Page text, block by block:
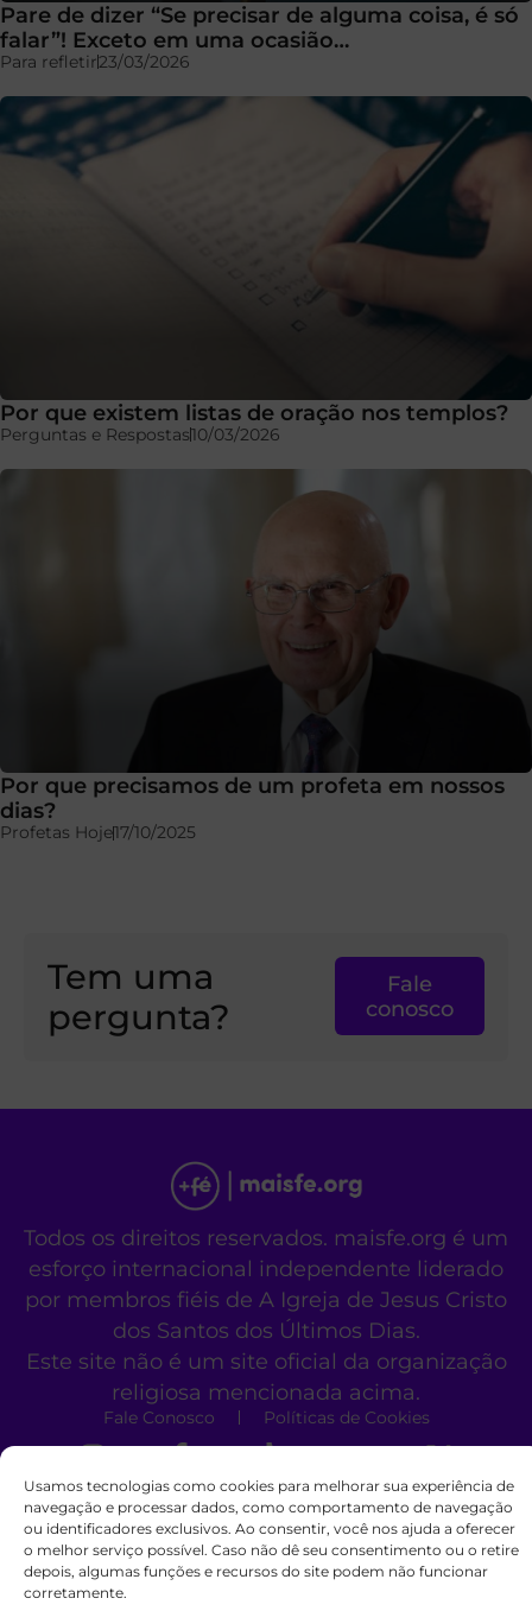
Usamos tecnologias como cookies para melhorar sua experiência de
navegação e processar dados, como comportamento de navegação
ou identificadores exclusivos. Ao consentir, você nos ajuda a oferecer
o melhor serviço possível. Caso não dê seu consentimento ou o retire
depois, algumas funções e recursos do site podem não funcionar
corretamente.
Pare de dizer “Se precisar de alguma coisa, é só
falar”! Exceto em uma ocasião…
Para refletir23/03/2026
Por que existem listas de oração nos templos?
Perguntas e Respostas10/03/2026
Por que precisamos de um profeta em nossos
dias?
Profetas Hoje17/10/2025
Tem uma
pergunta?
Fale
conosco
Todos os direitos reservados. maisfe.org é um
esforço internacional independente liderado
por membros fiéis de A Igreja de Jesus Cristo
dos Santos dos Últimos Dias.
Este site não é um site oficial da organização
religiosa mencionada acima.
Fale Conosco Políticas de Cookies